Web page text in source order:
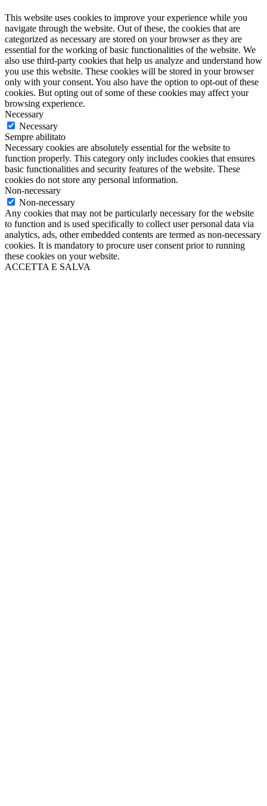
This website uses cookies to improve your experience while you
navigate through the website. Out of these, the cookies that are
categorized as necessary are stored on your browser as they are
essential for the working of basic functionalities of the website. We
also use third-party cookies that help us analyze and understand how
you use this website. These cookies will be stored in your browser
only with your consent. You also have the option to opt-out of these
cookies. But opting out of some of these cookies may affect your
browsing experience.
Necessary
Necessary
Sempre abilitato
Necessary cookies are absolutely essential for the website to
function properly. This category only includes cookies that ensures
basic functionalities and security features of the website. These
cookies do not store any personal information.
Non-necessary
Non-necessary
Any cookies that may not be particularly necessary for the website
to function and is used specifically to collect user personal data via
analytics, ads, other embedded contents are termed as non-necessary
cookies. It is mandatory to procure user consent prior to running
these cookies on your website.
ACCETTA E SALVA